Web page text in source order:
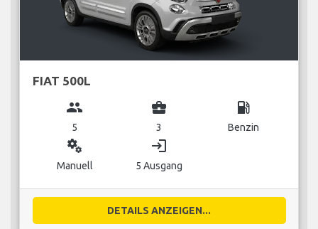
FIAT 500L
group
5
business_center
3
local_gas_station
Benzin
miscellaneous_services
Manuell
login
5 Ausgang
DETAILS ANZEIGEN...